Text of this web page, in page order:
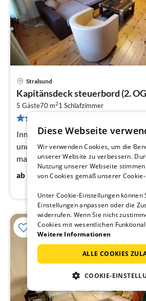
Stralsund
Kapitänsdeck steuerbord (2.
5 Gäste70 m21 Schlafzimmer
Inmitten der Inselparadise Rügen,
und Fischland-Darss-Zingst gelegen,
malerische Landschaft der
Boddenküste liegt die Hansestadt...
ab 89€ / Nacht
Diese Webseite
Wir verwenden Cookies, um die
unserer Website zu verbessern.
Nutzung unserer Webseite
von Cookies gemäß unserer
Unter Cookie-Einstellungen können
Einstellungen anpassen oder die
widerrufen. Wenn Sie nicht
Cookies mit wesentlichen
Weitere Informationen
ALLE COOKIES
COOKIE-